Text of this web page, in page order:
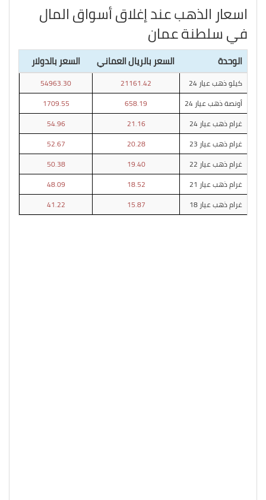
اسعار الذهب عند إغلاق أسواق المال
في سلطنة عمان
الوحدة السعر بالريال العماني السعر بالدولار
كيلو ذهب عيار 24 21161.42
54963.30
أونصة ذهب عيار 24
658.19
1709.55
غرام ذهب عيار 24
21.16
54.96
غرام ذهب عيار 23
20.28
52.67
غرام ذهب عيار 22
19.40
50.38
غرام ذهب عيار 21
18.52
48.09
غرام ذهب عيار 18
15.87
41.22